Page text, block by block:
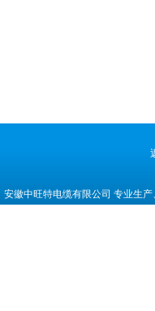
安徽中旺特电缆有限公司 专业生